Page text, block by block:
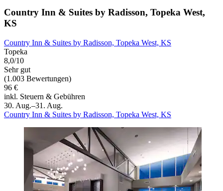
Country Inn & Suites by Radisson, Topeka West,
KS
Country Inn & Suites by Radisson, Topeka West, KS
Topeka
8,0/10
Sehr gut
(1.003 Bewertungen)
96 €
inkl. Steuern & Gebühren
30. Aug.–31. Aug.
Country Inn & Suites by Radisson, Topeka West, KS